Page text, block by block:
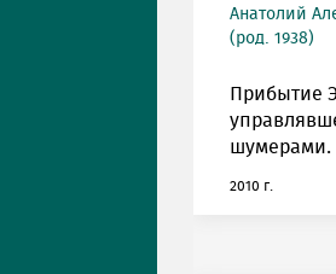
Анатолий
(род. 1938)
Прибытие
шумерами.
2010 г.